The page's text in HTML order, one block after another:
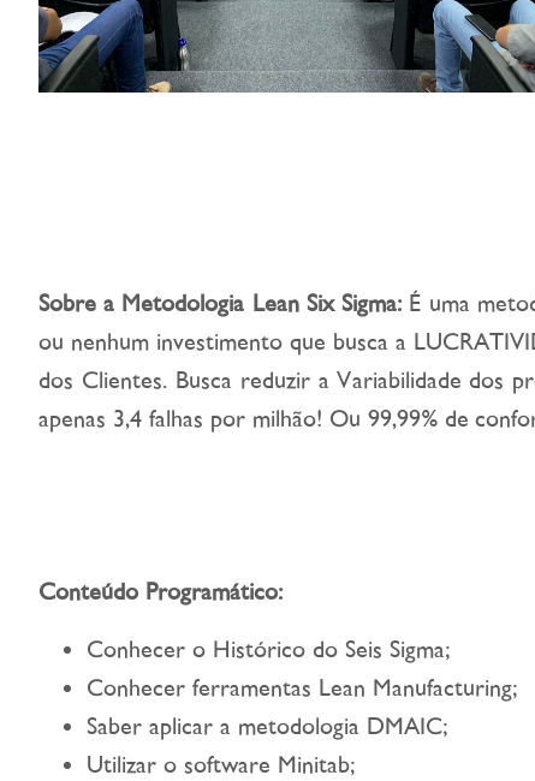
Sobre a Metodologia Lean Six Sigma:É uma
ou nenhum investimento que busca a
dos Clientes. Busca reduzir a Variabilidade dos
apenas 3,4 falhas por milhão! Ou 99,99% de
Conteúdo Programático:
Conhecer o Histórico do Seis Sigma;
Conhecer ferramentas Lean Manufacturing;
Saber aplicar a metodologia DMAIC;
Utilizar o software Minitab;